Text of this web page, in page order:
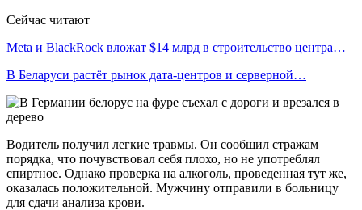
Сейчас читают
Meta и BlackRock вложат $14 млрд в строительство центра…
В Беларуси растёт рынок дата-центров и серверной…
Водитель получил легкие травмы. Он сообщил стражам
порядка, что почувствовал себя плохо, но не употреблял
спиртное. Однако проверка на алкоголь, проведенная тут же,
оказалась положительной. Мужчину отправили в больницу
для сдачи анализа крови.